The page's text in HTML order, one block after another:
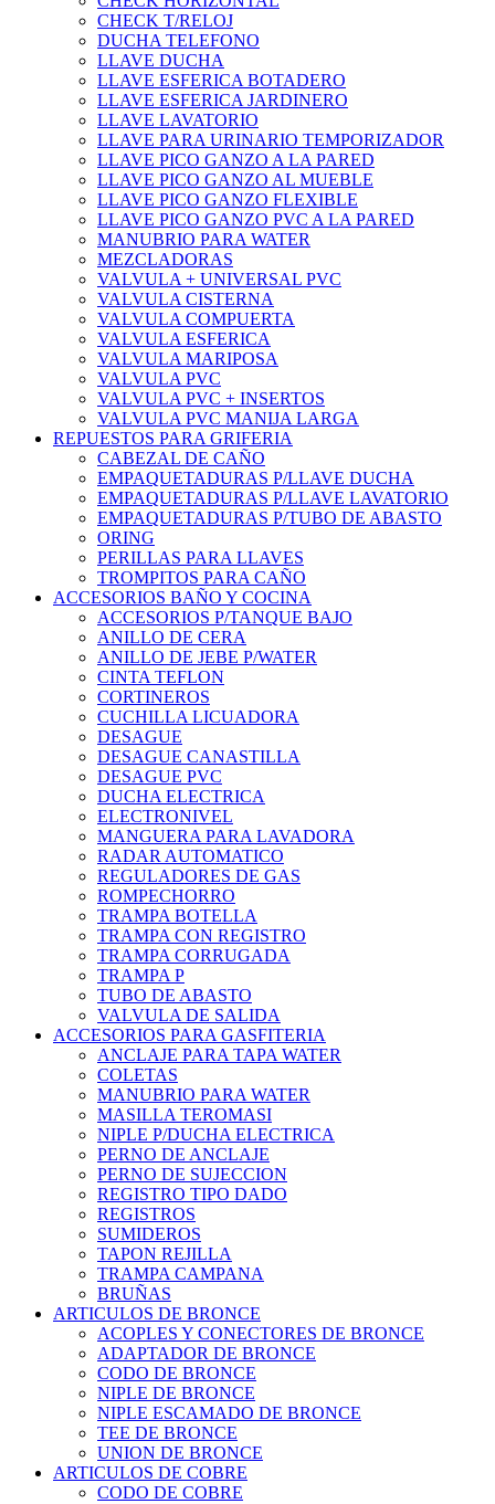
CHECK T/RELOJ
DUCHA TELEFONO
LLAVE DUCHA
LLAVE ESFERICA BOTADERO
LLAVE ESFERICA JARDINERO
LLAVE LAVATORIO
LLAVE PARA URINARIO TEMPORIZADOR
LLAVE PICO GANZO A LA PARED
LLAVE PICO GANZO AL MUEBLE
LLAVE PICO GANZO FLEXIBLE
LLAVE PICO GANZO PVC A LA PARED
MANUBRIO PARA WATER
MEZCLADORAS
VALVULA + UNIVERSAL PVC
VALVULA CISTERNA
VALVULA COMPUERTA
VALVULA ESFERICA
VALVULA MARIPOSA
VALVULA PVC
VALVULA PVC + INSERTOS
VALVULA PVC MANIJA LARGA
REPUESTOS PARA GRIFERIA
CABEZAL DE CAÑO
EMPAQUETADURAS P/LLAVE DUCHA
EMPAQUETADURAS P/LLAVE LAVATORIO
EMPAQUETADURAS P/TUBO DE ABASTO
ORING
PERILLAS PARA LLAVES
TROMPITOS PARA CAÑO
ACCESORIOS BAÑO Y COCINA
ACCESORIOS P/TANQUE BAJO
ANILLO DE CERA
ANILLO DE JEBE P/WATER
CINTA TEFLON
CORTINEROS
CUCHILLA LICUADORA
DESAGUE
DESAGUE CANASTILLA
DESAGUE PVC
DUCHA ELECTRICA
ELECTRONIVEL
MANGUERA PARA LAVADORA
RADAR AUTOMATICO
REGULADORES DE GAS
ROMPECHORRO
TRAMPA BOTELLA
TRAMPA CON REGISTRO
TRAMPA CORRUGADA
TRAMPA P
TUBO DE ABASTO
VALVULA DE SALIDA
ACCESORIOS PARA GASFITERIA
ANCLAJE PARA TAPA WATER
COLETAS
MANUBRIO PARA WATER
MASILLA TEROMASI
NIPLE P/DUCHA ELECTRICA
PERNO DE ANCLAJE
PERNO DE SUJECCION
REGISTRO TIPO DADO
REGISTROS
SUMIDEROS
TAPON REJILLA
TRAMPA CAMPANA
BRUÑAS
ARTICULOS DE BRONCE
ACOPLES Y CONECTORES DE BRONCE
ADAPTADOR DE BRONCE
CODO DE BRONCE
NIPLE DE BRONCE
NIPLE ESCAMADO DE BRONCE
TEE DE BRONCE
UNION DE BRONCE
ARTICULOS DE COBRE
CODO DE COBRE